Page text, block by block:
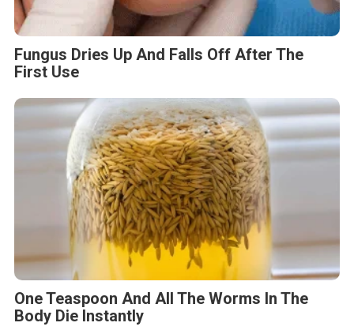
Fungus Dries Up And Falls Off After The
First Use
One Teaspoon And All The Worms In The
Body Die Instantly